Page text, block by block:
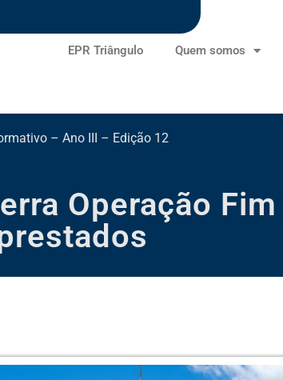
EPR Triângulo Quem somos
Operação